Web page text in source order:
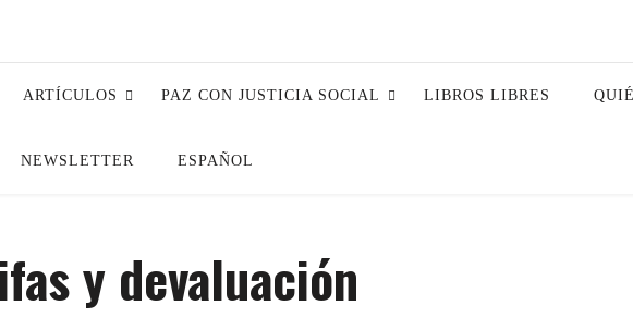
ARTÍCULOS PAZ CON JUSTICIA SOCIAL LIBROS LIBRES
NEWSLETTER ESPAÑOL
y devaluación